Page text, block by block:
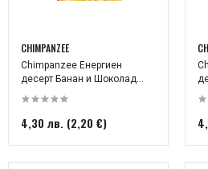
CHIMPANZEE
Chimpanzee Енергиен
десерт Банан и Шоколад...
4,30 лв. (2,20 €)